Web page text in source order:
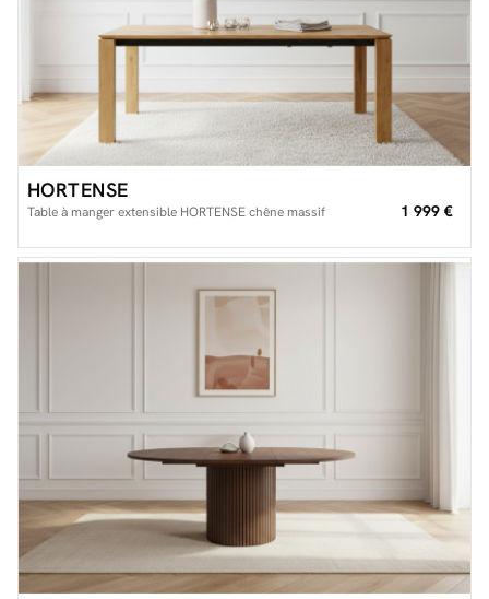
HORTENSE
Table à manger extensible HORTENSE chêne massif 1 999 €